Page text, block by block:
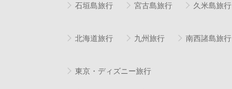
石垣島旅行 宮古島旅行 久米島旅行
北海道旅行 九州旅行 南西諸島旅行
東京・ディズニー旅行